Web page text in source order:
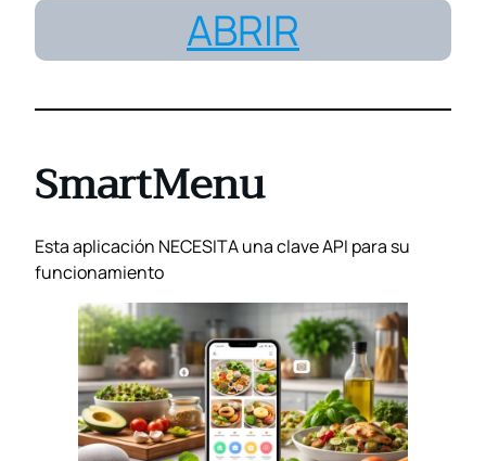
ABRIR
SmartMenu
Esta aplicación NECESITA una clave API para su
funcionamiento